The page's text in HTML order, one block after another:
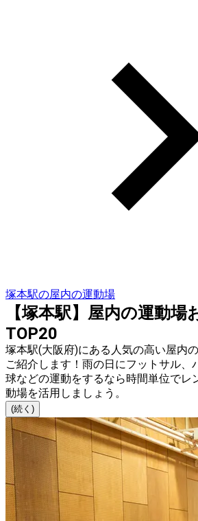
塚本駅の屋内の運動場
【塚本駅】屋内の運動場
TOP20
塚本駅(大阪府)にある人気の高い屋内
ご紹介します！雨の日にフットサル、
球などの運動をするなら時間単位でレ
動場を活用しましょう。
(続く)